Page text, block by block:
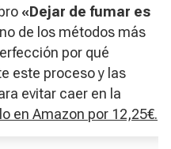
«Dejar de fumar es
de los métodos más
por qué
este proceso y las
evitar caer en la
en Amazon por 12,25€.